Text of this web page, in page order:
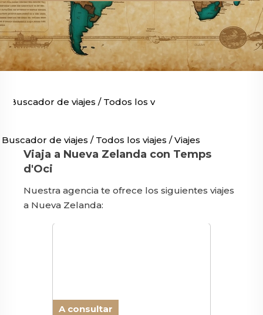
Buscador de viajes / Todos los viajes
Buscador de viajes / Todos los viajes /Viajes por Oceanía
Viaja a Nueva Zelanda con Temps
d'Oci
Nuestra agencia te ofrece los siguientes viajes
a Nueva Zelanda:
A consultar